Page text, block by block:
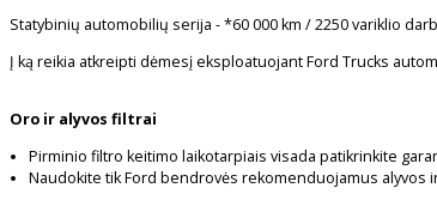
Statybinių automobilių serija - *60 000 km / 2250 variklio
Į ką reikia atkreipti dėmesį eksploatuojant Ford Trucks
Oro ir alyvos filtrai
Pirminio filtro keitimo laikotarpiais visada patikrinkite
Naudokite tik Ford bendrovės rekomenduojamus alyvos